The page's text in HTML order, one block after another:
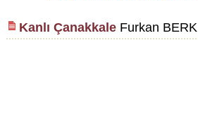
Kanlı ÇanakkaleFurkan BERK